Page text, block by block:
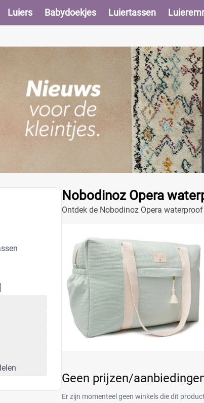
Luiers Babydoekjes Luiertassen
Nobodinoz Opera
Ontdek de Nobodinoz Opera
Geen prijzen/
Er zijn momenteel geen winkels die dit